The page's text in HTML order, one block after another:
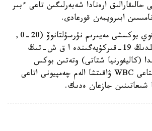
حالىقارالىق ارەنادا شەبەرلىگىن تاعى ءبىر
ابىرويمەن قورعادى.
قازاقستاندىق كاسىپقوي بوكسشى مەيىرىم نۇرسۇلتانوۆ (20-0,
11 ك و) 2026 -جىلدىڭ 19-قىركۇيەگىندە ا ق ش-تىڭ
(كاليفورنيا شتاتى) وتەتىن بوكس
كەشىندە ورتا سالماقتاعى WBC ۋاقىتشا الەم چەمپيونى اتاعى
شىعاتىنىن جازعان ەدىك.